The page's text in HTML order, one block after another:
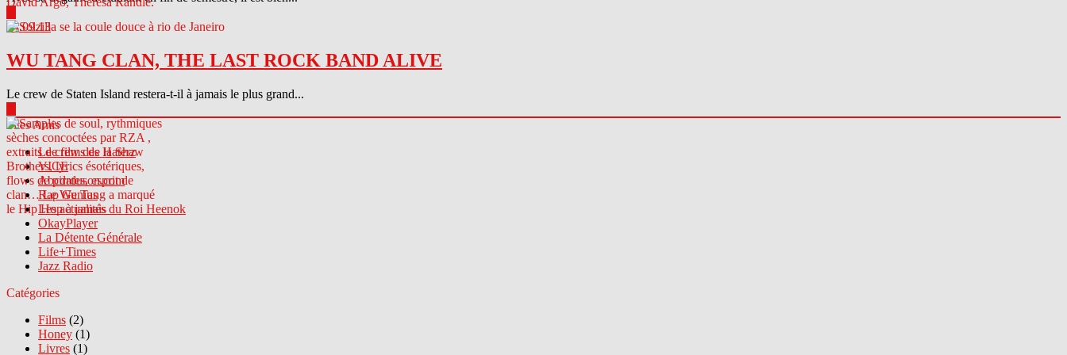
04.09.13
WU TANG CLAN, THE LAST ROCK BAND ALIVE
Le crew de Staten Island restera-t-il à jamais le plus grand...
Sites Amis
Le crew des Haterz
VICE
Abcdrduson.com
Rap Genius
Les actualités du Roi Heenok
OkayPlayer
La Détente Générale
Life+Times
Jazz Radio
Catégories
Films (2)
Honey (1)
Livres (1)